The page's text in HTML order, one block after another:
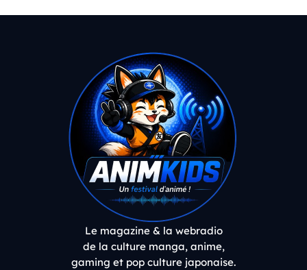
Le magazine & la webradio
de la culture manga, anime,
gaming et pop culture japonaise.